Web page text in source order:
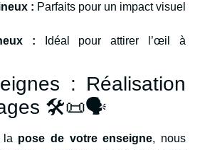
: Parfaits pour un impact visuel
: Idéal pour attirer l’œil à
: Réalisation
🛠️📜🗣️
la pose de votre enseigne, nous